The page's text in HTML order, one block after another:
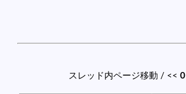
スレッド内ページ移動 / << 0